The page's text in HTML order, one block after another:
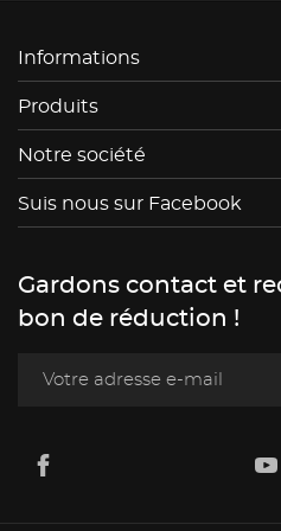
Informations
Produits
Notre société
Suis nous sur Facebook
Gardons contact et
bon de réduction !